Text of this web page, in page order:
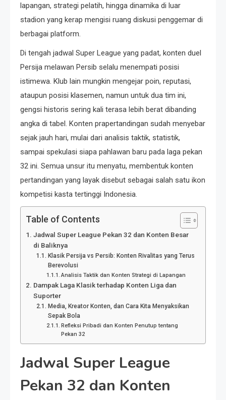
lapangan, strategi pelatih, hingga dinamika di luar
stadion yang kerap mengisi ruang diskusi penggemar di
berbagai platform.
Di tengah jadwal Super League yang padat, konten duel
Persija melawan Persib selalu menempati posisi
istimewa. Klub lain mungkin mengejar poin, reputasi,
ataupun posisi klasemen, namun untuk dua tim ini,
gengsi historis sering kali terasa lebih berat dibanding
angka di tabel. Konten prapertandingan sudah menyebar
sejak jauh hari, mulai dari analisis taktik, statistik,
sampai spekulasi siapa pahlawan baru pada laga pekan
32 ini. Semua unsur itu menyatu, membentuk konten
pertandingan yang layak disebut sebagai salah satu ikon
kompetisi kasta tertinggi Indonesia.
Table of Contents
Jadwal Super League Pekan 32 dan Konten Besar
di Baliknya
Klasik Persija vs Persib: Konten Rivalitas yang Terus
Berevolusi
Analisis Taktik dan Konten Strategi di Lapangan
Dampak Laga Klasik terhadap Konten Liga dan
Suporter
Media, Kreator Konten, dan Cara Kita Menyaksikan
Sepak Bola
Refleksi Pribadi dan Konten Penutup tentang
Pekan 32
Jadwal Super League
Pekan 32 dan Konten